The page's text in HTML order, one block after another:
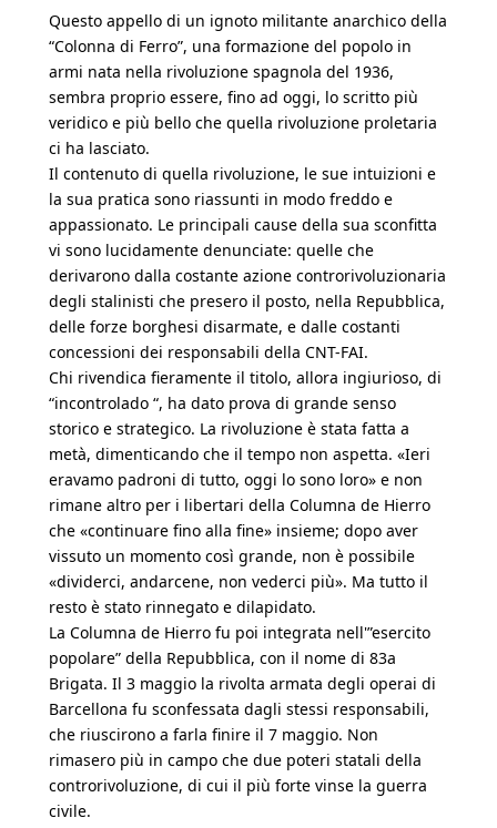
Questo appello di un ignoto militante anarchico della
“Colonna di Ferro”, una formazione del popolo in
armi nata nella rivoluzione spagnola del 1936,
sembra proprio essere, fino ad oggi, lo scritto più
veridico e più bello che quella rivoluzione proletaria
ci ha lasciato.
Il contenuto di quella rivoluzione, le sue intuizioni e
la sua pratica sono riassunti in modo freddo e
appassionato. Le principali cause della sua sconfitta
vi sono lucidamente denunciate: quelle che
derivarono dalla costante azione controrivoluzionaria
degli stalinisti che presero il posto, nella Repubblica,
delle forze borghesi disarmate, e dalle costanti
concessioni dei responsabili della CNT-FAI.
Chi rivendica fieramente il titolo, allora ingiurioso, di
“incontrolado “, ha dato prova di grande senso
storico e strategico. La rivoluzione è stata fatta a
metà, dimenticando che il tempo non aspetta. «Ieri
eravamo padroni di tutto, oggi lo sono loro» e non
rimane altro per i libertari della Columna de Hierro
che «continuare fino alla fine» insieme; dopo aver
vissuto un momento così grande, non è possibile
«dividerci, andarcene, non vederci più». Ma tutto il
resto è stato rinnegato e dilapidato.
La Columna de Hierro fu poi integrata nell'”esercito
popolare” della Repubblica, con il nome di 83a
Brigata. Il 3 maggio la rivolta armata degli operai di
Barcellona fu sconfessata dagli stessi responsabili,
che riuscirono a farla finire il 7 maggio. Non
rimasero più in campo che due poteri statali della
controrivoluzione, di cui il più forte vinse la guerra
civile.